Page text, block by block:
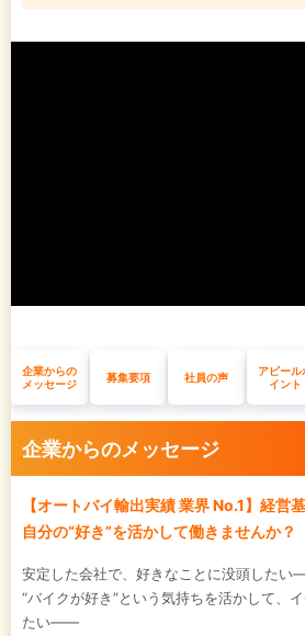
企業からの
メッセージ
募集要項 社員の声
アピール
イント
企業からのメッセージ
【オートバイ輸出実績 業界 No.1】経営
自分の“好き”を活かして働きませんか？
安定した会社で、好きなことに没頭した
“バイクが好き”という気持ちを活かして、
たい――